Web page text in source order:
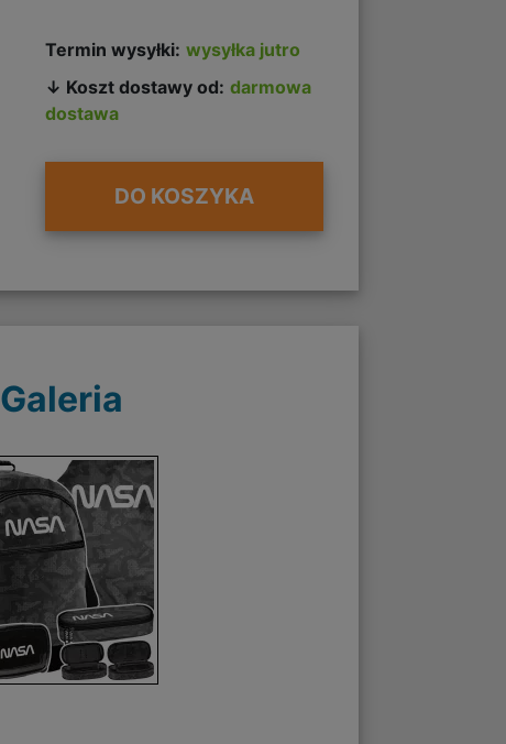
Termin wysyłki: wysyłka jutro
↓ Koszt dostawy od: darmowa
dostawa
DO KOSZYKA
Galeria